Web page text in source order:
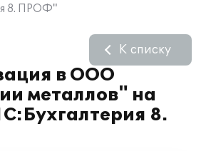
8. ПРОФ"
в ООО
металлов" на
8.
К списку